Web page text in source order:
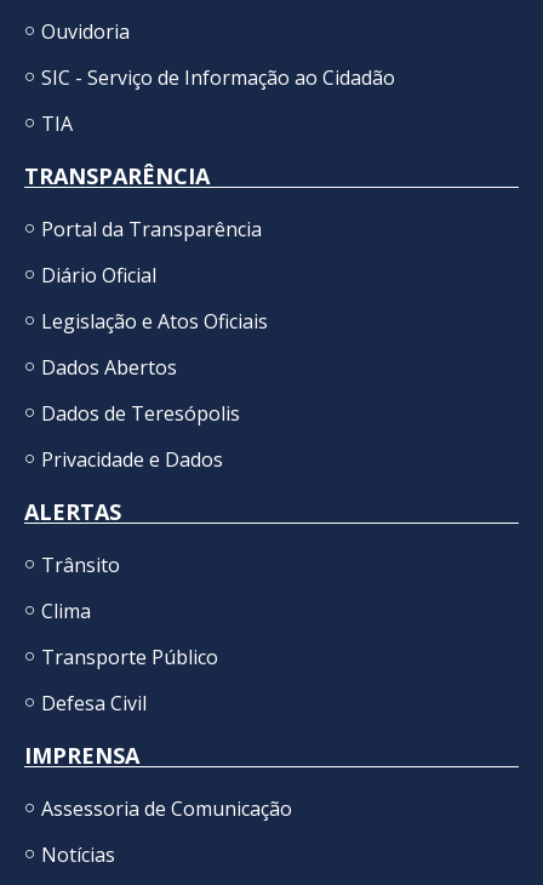
Ouvidoria
SIC - Serviço de Informação ao Cidadão
TIA
TRANSPARÊNCIA
Portal da Transparência
Diário Oficial
Legislação e Atos Oficiais
Dados Abertos
Dados de Teresópolis
Privacidade e Dados
ALERTAS
Trânsito
Clima
Transporte Público
Defesa Civil
IMPRENSA
Assessoria de Comunicação
Notícias